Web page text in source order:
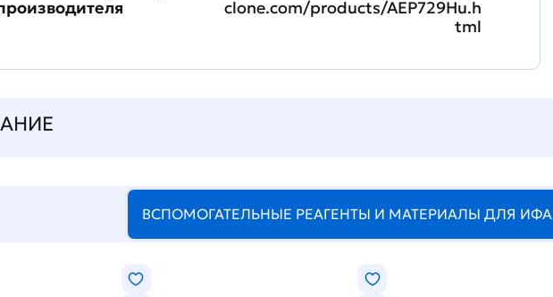
clone.com/products/AEP729Hu.h
tml
ВСПОМОГАТЕЛЬНЫЕ РЕАГЕНТЫ И МАТЕРИАЛЫ ДЛЯ ИФА